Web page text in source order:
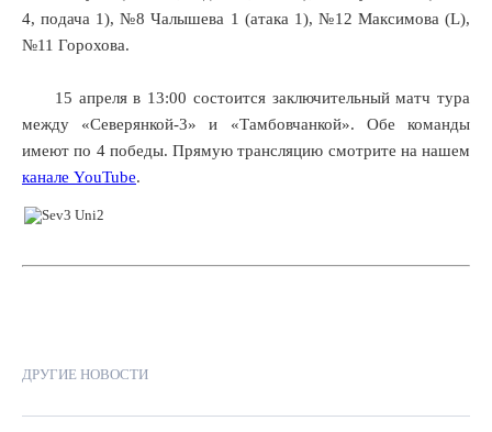
4, подача 1), №8 Чалышева 1 (атака 1), №12 Максимова (L),
№11 Горохова.
15 апреля в 13:00 состоится заключительный матч тура
между «Северянкой-3» и «Тамбовчанкой». Обе команды
имеют по 4 победы. Прямую трансляцию смотрите на нашем
канале YouTube.
ДРУГИЕ НОВОСТИ